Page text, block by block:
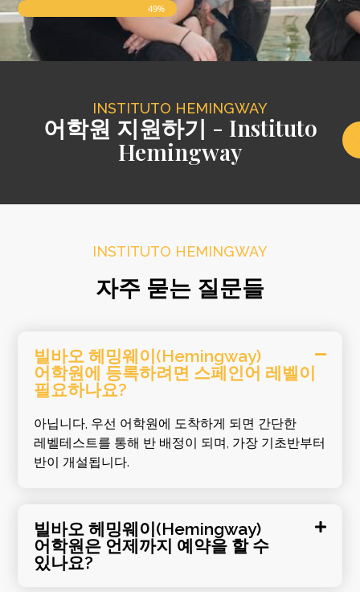
49%
INSTITUTO HEMINGWAY
어학원 지원하기 - Instituto
Hemingway
INSTITUTO HEMINGWAY
자주 묻는 질문들
빌바오 헤밍웨이(Hemingway)
어학원에 등록하려면 스페인어 레벨이
필요하나요?
아닙니다, 우선 어학원에 도착하게 되면 간단한
레벨테스트를 통해 반 배정이 되며, 가장 기초반부터
반이 개설됩니다.
빌바오 헤밍웨이(Hemingway)
어학원은 언제까지 예약을 할 수
있나요?